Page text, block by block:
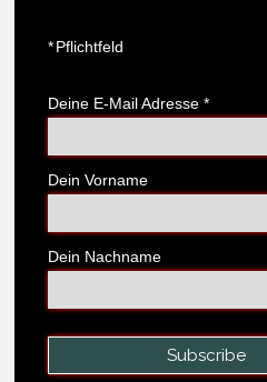
*Pflichtfeld
Deine E-Mail Adresse *
Dein Vorname
Dein Nachname